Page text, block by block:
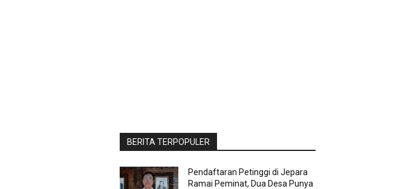
BERITA TERPOPULER
Pendaftaran Petinggi di Jepara
Ramai Peminat, Dua Desa Punya